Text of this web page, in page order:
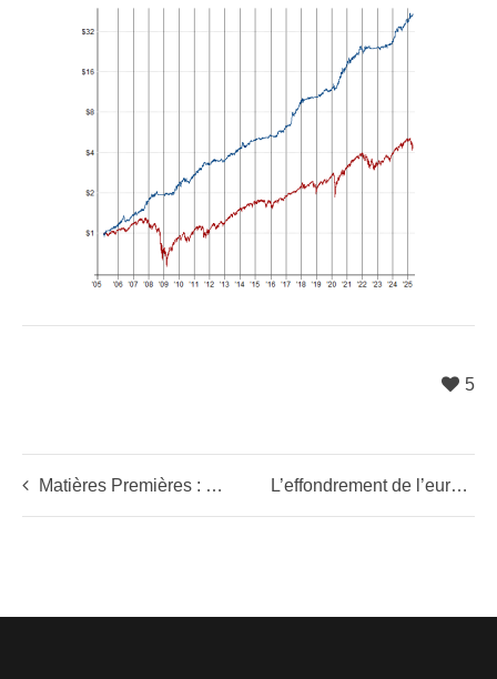
5
Matières Premières : puissant rebond en cours L’effondrement de l’euro vient de commencer